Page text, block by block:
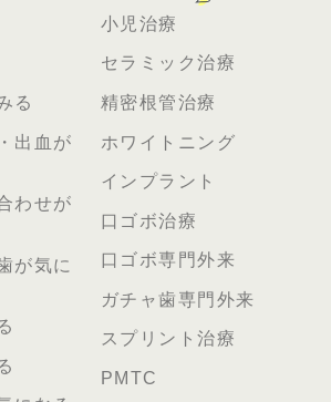
る
出血が
わせが
が気に
小児治療
セラミック治療
精密根管治療
ホワイトニング
インプラント
口ゴボ治療
口ゴボ専門外来
ガチャ歯専門外来
スプリント治療
PMTC